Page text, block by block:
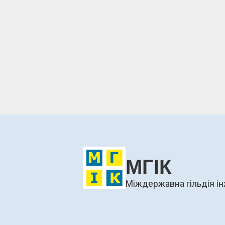
МГІК
Міждержавна гільдія